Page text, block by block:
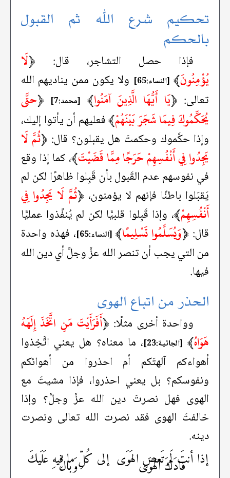
تحكيم شرع الله ثم القبول
بالحكم
فإذا حصل التشاجر، قال: ﴿لَا
يُؤْمِنُونَ﴾ [النساء:65]
ولا يكون ممن يناديهم الله
تعالى: ﴿يَا أَيُّهَا الَّذِينَ آمَنُوا﴾ [محمد:7] ﴿حتَّى
يُحَكِّمُوكَ فِيمَا شَجَرَ بَيْنَهُمْ﴾فعليهم أن يأتوا إليك،
وإذا حكَّموك وحكمتَ هل يقبلون؟ قال: ﴿ثُمَّ لَا
يَجِدُوا فِي أَنْفُسِهِمْ حَرَجًا مِمَّا قَضَيْتَ﴾، كما إذا وقع
في نفوسهم عدم القَبول بأن قَبِلوا ظاهرًا لكن لم
يَقبَلوا باطنًا فإنهم لا يؤمنون، ﴿ثُمَّ لَا يَجِدُوا فِي
أَنْفُسِهِمْ﴾، وإذا قَبِلوا قلبيًّا لكن لم يُنفِّذوا عمليًّا
قال: ﴿وَيُسَلِّمُوا تَسْلِيمًا﴾ [النساء:65]
، فهذه واحدة
من التي يجب أن تنصر الله عزَّ وجلَّ أي دين الله
فيها.
الحذر من اتباع الهوى
وواحدة أخرى مثلًا: ﴿أَفَرَأَيْتَ مَنِ اتَّخَذَ إِلَهَهُ
هَوَاهُ﴾ [الجاثية:23]
، ما معناه؟ هل يعني اتَّخِذوا
أهواءكم آلهتَكم أم احذروا من أهوائكم
ونفوسكم؟ بل يعني احذروا، فإذا مشيتَ مع
الهوى فهل نصرتَ دين الله عزَّ وجلَّ؟ وإذا
خالفتَ الهوى فقد نصرت الله تعالى ونصرت
دينه.
إذا أنتَ لَم تَعصِ الهَوَى
قادَكَ الهَوَى إلى كُلِّ ما فِيهِ عَلَيكَ
وَبالُ